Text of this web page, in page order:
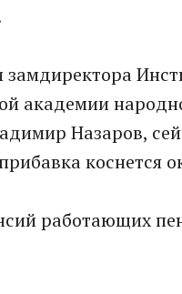
академии
Назаров,
коснется
работающих